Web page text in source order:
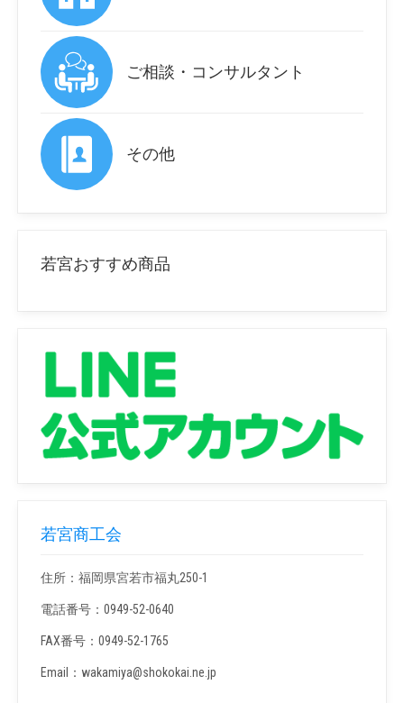
ご相談・コンサルタント
その他
若宮おすすめ商品
若宮商工会
住所：福岡県宮若市福丸250-1
電話番号：0949-52-0640
FAX番号：0949-52-1765
Email：wakamiya@shokokai.ne.jp